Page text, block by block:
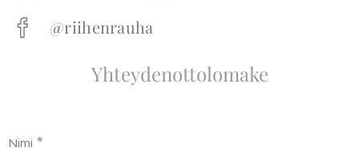
@riihenrauha
Yhteydenottolomake
Nimi